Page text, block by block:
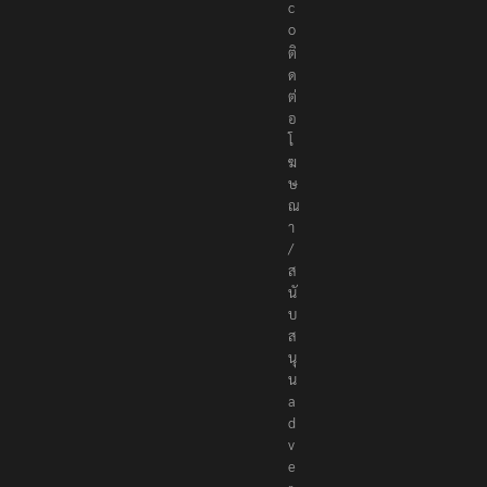
.
c
o
ติ
ด
ต่
อ
โ
ฆ
ษ
ณ
า
/
ส
นั
บ
ส
นุ
น
a
d
v